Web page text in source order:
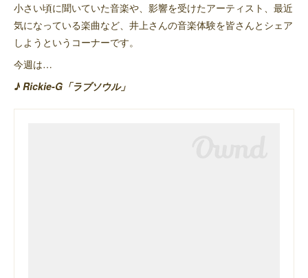
小さい頃に聞いていた音楽や、影響を受けたアーティスト、最近
気になっている楽曲など、井上さんの音楽体験を皆さんとシェア
しようというコーナーです。
今週は…
♪ Rickie-G「ラブソウル」